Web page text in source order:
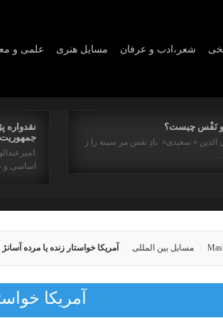
علمی و مسايل هنری شعر،ادب و عرفان
نقدواره
جمهوریت
اساسی و
و نَفْس چیست؟
الدین « سعیدی» بادِ نفس مر سینه را ز
مسایل بین المللی آمریکا خواستار زنده یا مرده
آمریکا